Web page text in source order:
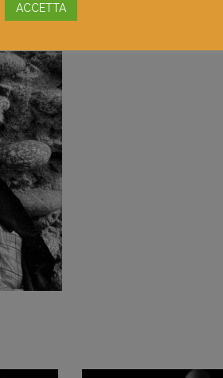
ACCETTA